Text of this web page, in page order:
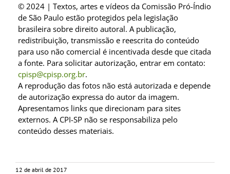
© 2024 | Textos, artes e vídeos da Comissão Pró-Índio
de São Paulo estão protegidos pela legislação
brasileira sobre direito autoral. A publicação,
redistribuição, transmissão e reescrita do conteúdo
para uso não comercial é incentivada desde que citada
a fonte. Para solicitar autorização, entrar em contato:
cpisp@cpisp.org.br.
A reprodução das fotos não está autorizada e depende
de autorização expressa do autor da imagem.
Apresentamos links que direcionam para sites
externos. A CPI-SP não se responsabiliza pelo
conteúdo desses materiais.
12 de abril de 2017